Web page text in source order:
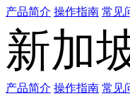
产品简介 操作指南 常见
新加
产品简介 操作指南 常见